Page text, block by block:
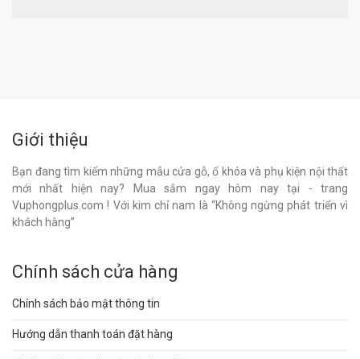
Giới thiệu
Bạn đang tìm kiếm những mẫu cửa gỗ, ổ khóa và phụ kiện nội thất
mới nhất hiện nay? Mua sắm ngay hôm nay tại - trang
Vuphongplus.com ! Với kim chỉ nam là “Không ngừng phát triển vì
khách hàng”
Chính sách cửa hàng
Chính sách bảo mật thông tin
Hướng dẫn thanh toán đặt hàng